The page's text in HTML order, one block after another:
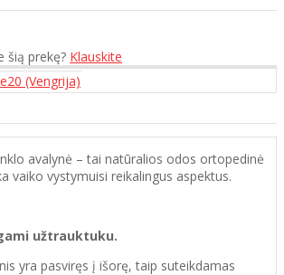
šią prekę? Klauskite
(Vengrija)
avalynė – tai natūralios odos ortopedinė
vaiko vystymuisi reikalingus aspektus.
užtrauktuku.
yra pasviręs į išorę, taip suteikdamas